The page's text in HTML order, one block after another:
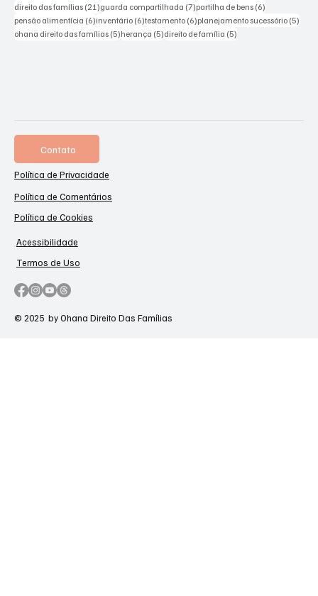
direito das famílias (21)21 posts
guarda compartilhada (7)7 posts
partilha de bens (6)
pensão alimentícia (6)6 posts
inventário (6)6 posts
testamento (6)6 posts
planejamento sucessório (5)
ohana direito das famílias (5)5 posts
herança (5)5 posts
direito de família (5)
Contato
Política de Privacidade
Política de Comentários
Política de Cookies
Acessibilidade
Termos de Uso
© 2025 by Ohana Direito Das Famílias